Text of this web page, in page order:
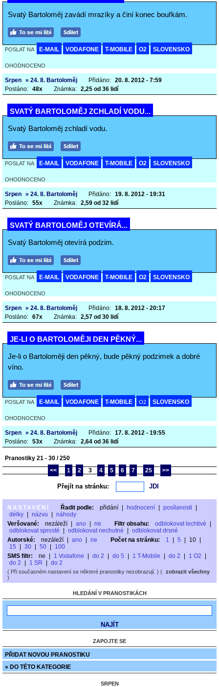
Svatý Bartoloměj zavádí mrazíky a činí konec bouřkám.
POSLAT NA E-MAIL VODAFONE T-MOBILE O2 SLOVENSKO
OHODNOCENO
Srpen » 24. 8. Bartoloměj Přidáno: 20. 8. 2012 - 7:59
Posláno: 48x Známka: 2,25 od 36 lidí
SVATÝ BARTOLOMĚJ ZCHLADÍ VODU...
Svatý Bartoloměj zchladí vodu.
POSLAT NA E-MAIL VODAFONE T-MOBILE O2 SLOVENSKO
OHODNOCENO
Srpen » 24. 8. Bartoloměj Přidáno: 19. 8. 2012 - 19:31
Posláno: 55x Známka: 2,59 od 32 lidí
SVATÝ BARTOLOMĚJ OTEVÍRÁ...
Svatý Bartoloměj otevírá podzim.
POSLAT NA E-MAIL VODAFONE T-MOBILE O2 SLOVENSKO
OHODNOCENO
Srpen » 24. 8. Bartoloměj Přidáno: 18. 8. 2012 - 20:17
Posláno: 67x Známka: 2,57 od 30 lidí
JE-LI O BARTOLOMĚJI DEN PĚKNÝ...
Je-li o Bartoloměji den pěkný, bude pěkný podzimek a dobré
víno.
POSLAT NA E-MAIL VODAFONE T-MOBILE O2 SLOVENSKO
OHODNOCENO
Srpen » 24. 8. Bartoloměj Přidáno: 17. 8. 2012 - 19:55
Posláno: 53x Známka: 2,64 od 36 lidí
Pranostiky 21 - 30 / 250
<<
1 2 3 4 5 6 7 25 >>
Přejít na stránku:
NASTAVENÍ Řadit podle: přidání hodnocení posílanosti
délky
názvu
náhody
Veršované:
nezáleží ano ne Filtr obsahu: odblokovat lechtivé
odblokovat sprosté
odblokovat nechutné
odblokovat drsné
Autorské:
nezáleží ano ne Počet na stránku: 1 5 10
15
30 50
100
SMS filtr:
ne 1 Vodafone do 2 do 5 1 T-Mobile do 2 1 O2
do 2
1 SR do 2
( Při současném nastavení se některé pranostiky nezobrazují. ) ( zobrazit všechny
)
HLEDÁNÍ V PRANOSTIKÁCH
ZAPOJTE SE
PŘIDAT NOVOU PRANOSTIKU
» DO TÉTO KATEGORIE
SRPEN